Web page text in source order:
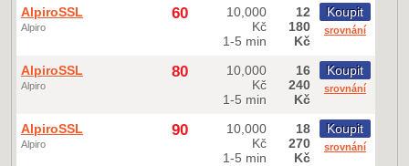
AlpiroSSL
Alpiro
60
10,000
Kč
1-5 min
12
180
Kč
Koupit
srovnání
AlpiroSSL
Alpiro
80
10,000
Kč
1-5 min
16
240
Kč
Koupit
srovnání
AlpiroSSL
Alpiro
90
10,000
Kč
1-5 min
18
270
Kč
Koupit
srovnání